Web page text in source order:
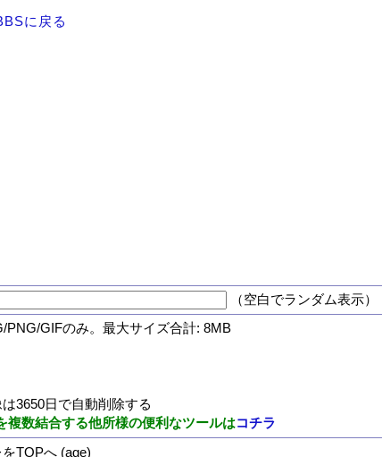
に戻る
（空白でランダム表示）
GIFのみ。最大サイズ合計: 8MB
3650日で自動削除する
複数結合する他所様の便利なツールはコチラ
をTOPへ (age)